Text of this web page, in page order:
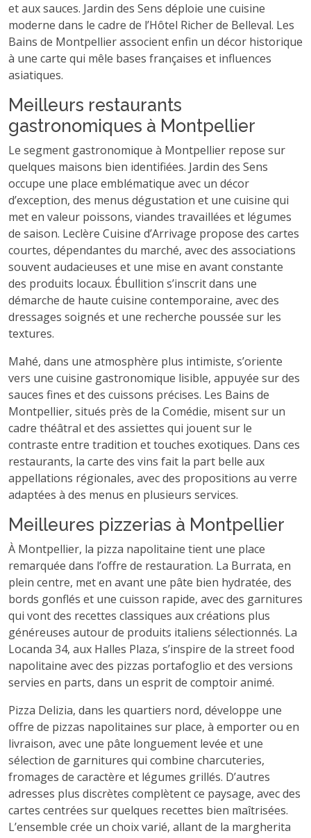
et aux sauces. Jardin des Sens déploie une cuisine
moderne dans le cadre de l’Hôtel Richer de Belleval. Les
Bains de Montpellier associent enfin un décor historique
à une carte qui mêle bases françaises et influences
asiatiques.
Meilleurs restaurants
gastronomiques à Montpellier
Le segment gastronomique à Montpellier repose sur
quelques maisons bien identifiées. Jardin des Sens
occupe une place emblématique avec un décor
d’exception, des menus dégustation et une cuisine qui
met en valeur poissons, viandes travaillées et légumes
de saison. Leclère Cuisine d’Arrivage propose des cartes
courtes, dépendantes du marché, avec des associations
souvent audacieuses et une mise en avant constante
des produits locaux. Ébullition s’inscrit dans une
démarche de haute cuisine contemporaine, avec des
dressages soignés et une recherche poussée sur les
textures.
Mahé, dans une atmosphère plus intimiste, s’oriente
vers une cuisine gastronomique lisible, appuyée sur des
sauces fines et des cuissons précises. Les Bains de
Montpellier, situés près de la Comédie, misent sur un
cadre théâtral et des assiettes qui jouent sur le
contraste entre tradition et touches exotiques. Dans ces
restaurants, la carte des vins fait la part belle aux
appellations régionales, avec des propositions au verre
adaptées à des menus en plusieurs services.
Meilleures pizzerias à Montpellier
À Montpellier, la pizza napolitaine tient une place
remarquée dans l’offre de restauration. La Burrata, en
plein centre, met en avant une pâte bien hydratée, des
bords gonflés et une cuisson rapide, avec des garnitures
qui vont des recettes classiques aux créations plus
généreuses autour de produits italiens sélectionnés. La
Locanda 34, aux Halles Plaza, s’inspire de la street food
napolitaine avec des pizzas portafoglio et des versions
servies en parts, dans un esprit de comptoir animé.
Pizza Delizia, dans les quartiers nord, développe une
offre de pizzas napolitaines sur place, à emporter ou en
livraison, avec une pâte longuement levée et une
sélection de garnitures qui combine charcuteries,
fromages de caractère et légumes grillés. D’autres
adresses plus discrètes complètent ce paysage, avec des
cartes centrées sur quelques recettes bien maîtrisées.
L’ensemble crée un choix varié, allant de la margherita